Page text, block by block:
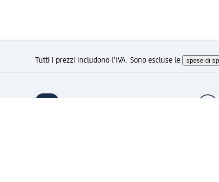
Tutti i prezzi includono l'IVA. Sono escluse le spese di